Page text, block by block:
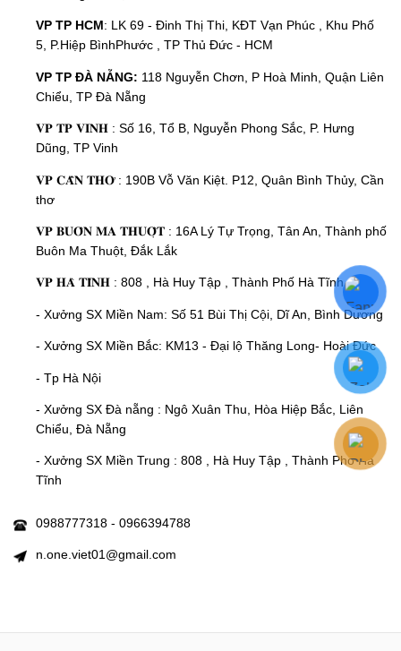
VP TP HCM: LK 69 - Đinh Thị Thi, KĐT Vạn Phúc , Khu Phố
5, P.Hiệp BìnhPhước , TP Thủ Đức - HCM
VP TP ĐÀ NẴNG: 118 Nguyễn Chơn, P Hoà Minh, Quận Liên
Chiểu, TP Đà Nẵng
𝐕𝐏 𝐓𝐏 𝐕𝐈𝐍𝐇 : Số 16, Tổ B, Nguyễn Phong Sắc, P. Hưng
Dũng, TP Vinh
𝐕𝐏 𝐂𝐀̂̀𝐍 𝐓𝐇𝐎̛ : 190B Vỗ Văn Kiệt. P12, Quân Bình Thủy, Cần
thơ
𝐕𝐏 𝐁𝐔𝐎̂𝐍 𝐌𝐀 𝐓𝐇𝐔𝐎̣̂𝐓 : 16A Lý Tự Trọng, Tân An, Thành phố
Buôn Ma Thuột, Đắk Lắk
𝐕𝐏 𝐇𝐀̀ 𝐓𝐈̃𝐍𝐇 : 808 , Hà Huy Tập , Thành Phố Hà Tĩnh
- Xưởng SX Miền Nam: Số 51 Bùi Thị Cội, Dĩ An, Bình Dương
- Xưởng SX Miền Bắc: KM13 - Đại lộ Thăng Long- Hoài Đức
- Tp Hà Nội
- Xưởng SX Đà nẵng : Ngô Xuân Thu, Hòa Hiệp Bắc, Liên
Chiểu, Đà Nẵng
- Xưởng SX Miền Trung : 808 , Hà Huy Tập , Thành Phố Hà
Tĩnh
0988777318 - 0966394788
n.one.viet01@gmail.com